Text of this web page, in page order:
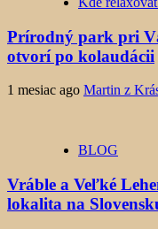
Prírodný park pri
otvorí po kolaudácii
1 mesiac ago Martin z
BLOG
Vráble a Veľké
lokalita na